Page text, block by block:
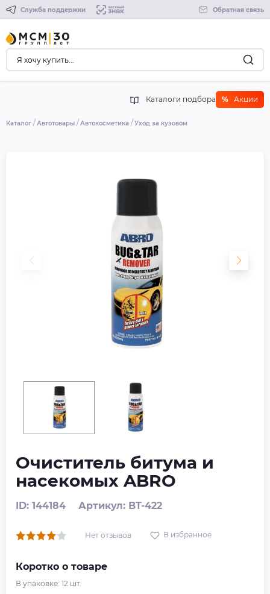
Служба поддержки Обратная связь
Каталоги подбора % Акции
Каталог Автотовары Автокосметика Уход за кузовом
Очиститель битума и
насекомых ABRO
ID: 144184 Артикул: BT-422
Нет отзывов В избранное
Коротко о товаре
В упаковке: 12 шт.